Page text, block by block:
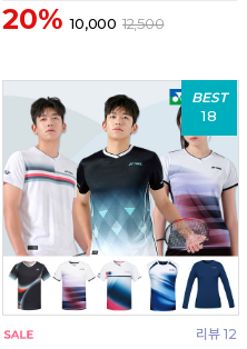
20% 10,000 12,500
BEST
18
리뷰 12